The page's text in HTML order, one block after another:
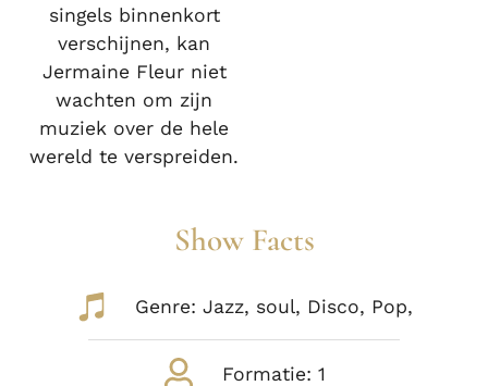
singels binnenkort
verschijnen, kan
Jermaine Fleur niet
wachten om zijn
muziek over de hele
wereld te verspreiden.
Show Facts
Genre: Jazz, soul, Disco, Pop,
Formatie: 1